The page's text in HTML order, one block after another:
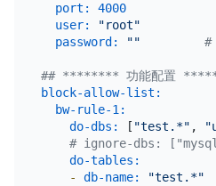
port:
4000
user:
"root"
password:
"" #
## ******** 功能配置
block-allow-list:
bw-rule-1:
do-dbs:
[ "test.*" ,
# ignore-dbs:
do-tables:
-
db-name:
"test.*"